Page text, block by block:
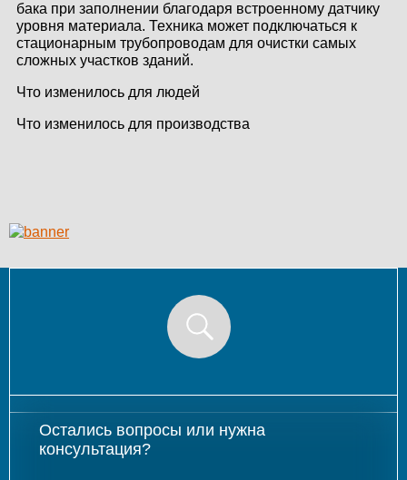
КОНТАКТЫ
ЛИЧНЫЙ КАБИНЕТ
ЛИЧНЫЙ КАБИНЕТ
бака при заполнении благодаря встроенному датчику
уровня материала. Техника может подключаться к
стационарным трубопроводам для очистки самых
сложных участков зданий.
Что изменилось для людей
Что изменилось для производства
Остались вопросы или нужна
консультация?